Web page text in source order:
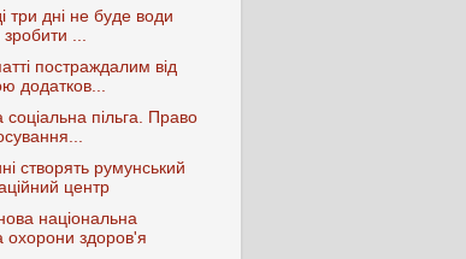
три дні не буде води
...
постраждалим від
додатков...
соціальна пільга. Право
створять румунський
центр
національна
охорони здоров'я